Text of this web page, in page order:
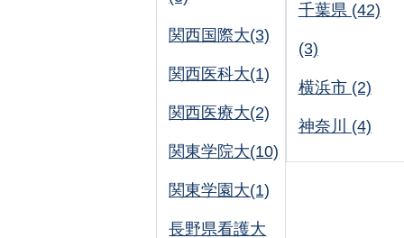
関西国際大(3)
関西医科大(1)
関西医療大(2)
関東学院大(10)
関東学園大(1)
長野県看護大
千葉県 (42)
(3)
横浜市 (2)
神奈川 (4)